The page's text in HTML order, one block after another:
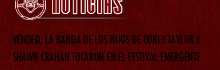
VENDED, LA BANDA DE LOS HIJOS DE COREY TAYLOR Y
SHAWN CRAHAN TOCARON EN EL FESTIVAL EMERGENTE